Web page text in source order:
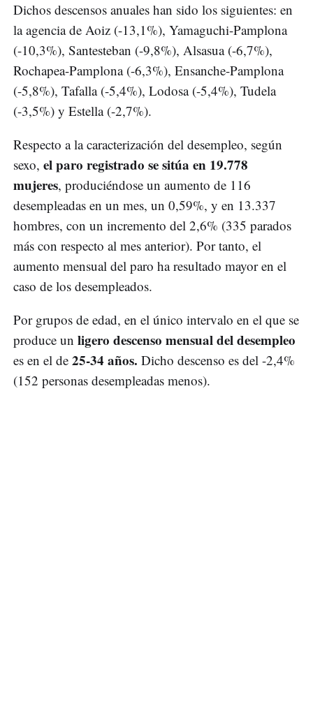
Dichos descensos anuales han sido los siguientes: en
la agencia de Aoiz (-13,1%), Yamaguchi-Pamplona
(-10,3%), Santesteban (-9,8%), Alsasua (-6,7%),
Rochapea-Pamplona (-6,3%), Ensanche-Pamplona
(-5,8%), Tafalla (-5,4%), Lodosa (-5,4%), Tudela
(-3,5%) y Estella (-2,7%).
Respecto a la caracterización del desempleo, según
sexo, el paro registrado se sitúa en 19.778
mujeres, produciéndose un aumento de 116
desempleadas en un mes, un 0,59%, y en 13.337
hombres, con un incremento del 2,6% (335 parados
más con respecto al mes anterior). Por tanto, el
aumento mensual del paro ha resultado mayor en el
caso de los desempleados.
Por grupos de edad, en el único intervalo en el que se
produce un ligero descenso mensual del desempleo
es en el de 25-34 años. Dicho descenso es del -2,4%
(152 personas desempleadas menos).